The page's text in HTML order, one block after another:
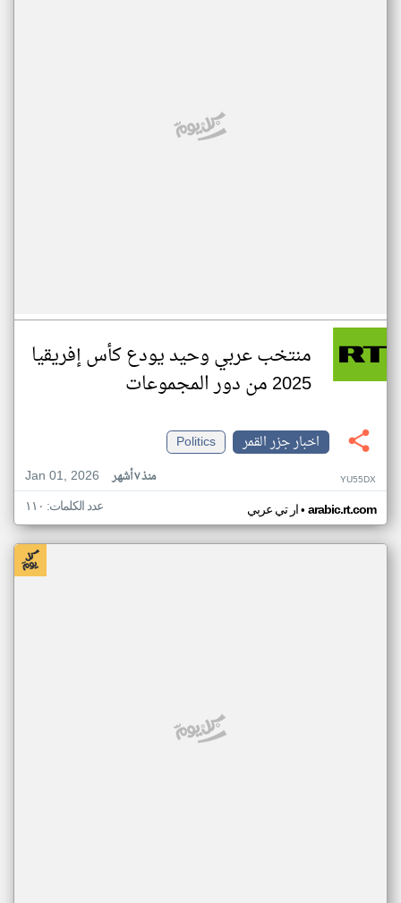
منتخب عربي وحيد يودع كأس إفريقيا
2025 من دور المجموعات
اخبار جزر القمر
Politics
Jan 01, 2026
منذ ٧ أشهر YU55DX
ار تي عربي• arabic.rt.com عدد الكلمات: ١١٠